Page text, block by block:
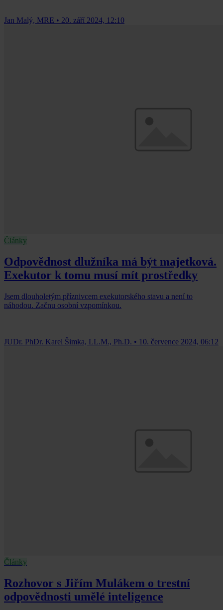
Jan Malý, MRE • 20. září 2024, 12:10
Články
Odpovědnost dlužníka má být majetková.
Exekutor k tomu musí mít prostředky
Jsem dlouholetým příznivcem exekutorského stavu a není to
náhodou. Začnu osobní vzpomínkou.
JUDr. PhDr. Karel Šimka, LL.M., Ph.D. • 10. července 2024, 06:12
Články
Rozhovor s Jiřím Mulákem o trestní
odpovědnosti umělé inteligence